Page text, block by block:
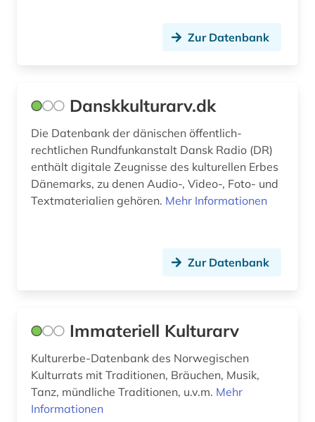
Zur Datenbank
Danskkulturarv.dk
Die Datenbank der dänischen öffentlich-
rechtlichen Rundfunkanstalt Dansk Radio (DR)
enthält digitale Zeugnisse des kulturellen Erbes
Dänemarks, zu denen Audio-, Video-, Foto- und
Textmaterialien gehören. Mehr Informationen
Zur Datenbank
Immateriell Kulturarv
Kulturerbe-Datenbank des Norwegischen
Kulturrats mit Traditionen, Bräuchen, Musik,
Tanz, mündliche Traditionen, u.v.m. Mehr
Informationen